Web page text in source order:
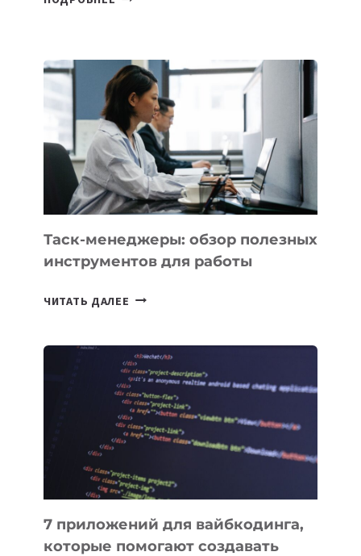
КОТОРЫЕ
РАЗВИВАЮТ
ТЕХНОЛОГИЧЕСКОЕ
ОБРАЗОВАНИЕ
ТАДЖИКИСТАНА
Таск-менеджеры: обзор полезных
инструментов для работы
ЧИТАТЬ ДАЛЕЕ ТАСК-
ПОЛЕЗНЫХ
ИНСТРУМЕНТОВ
ДЛЯ
РАБОТЫ
7 приложений для вайбкодинга,
которые помогают создавать